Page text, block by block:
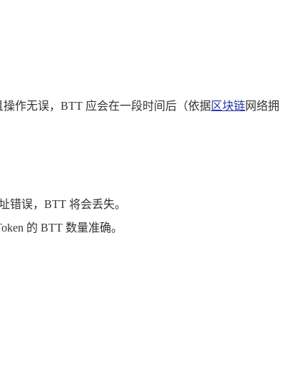
作无误，BTT 应会在一段时间后（依据区块链网络拥
错误，BTT 将会丢失。
的 BTT 数量准确。